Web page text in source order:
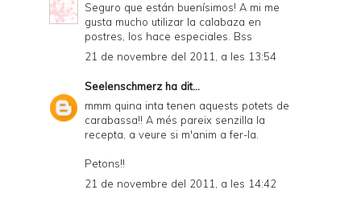
Seguro que están buenísimos! A mi me
gusta mucho utilizar la calabaza en
postres, los hace especiales. Bss
21 de novembre del 2011, a les 13:54
Seelenschmerz ha dit...
mmm quina inta tenen aquests potets de
carabassa!! A més pareix senzilla la
recepta, a veure si m'anim a fer-la.
Petons!!
21 de novembre del 2011, a les 14:42